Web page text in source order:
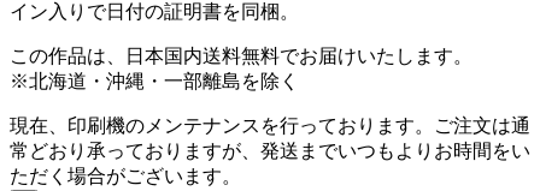
イン入りで日付の証明書を同梱。
この作品は、日本国内送料無料でお届けいたします。
※北海道・沖縄・一部離島を除く
現在、印刷機のメンテナンスを行っております。ご注文は通
常どおり承っておりますが、発送までいつもよりお時間をい
ただく場合がございます。